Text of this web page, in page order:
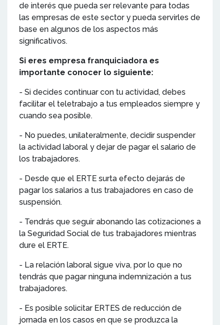
de interés que pueda ser relevante para todas
las empresas de este sector y pueda servirles de
base en algunos de los aspectos más
significativos.
Si eres empresa franquiciadora es
importante conocer lo siguiente:
- Si decides continuar con tu actividad, debes
facilitar el teletrabajo a tus empleados siempre y
cuando sea posible.
- No puedes, unilateralmente, decidir suspender
la actividad laboral y dejar de pagar el salario de
los trabajadores.
- Desde que el ERTE surta efecto dejarás de
pagar los salarios a tus trabajadores en caso de
suspensión.
- Tendrás que seguir abonando las cotizaciones a
la Seguridad Social de tus trabajadores mientras
dure el ERTE.
- La relación laboral sigue viva, por lo que no
tendrás que pagar ninguna indemnización a tus
trabajadores.
- Es posible solicitar ERTES de reducción de
jornada en los casos en que se produzca la